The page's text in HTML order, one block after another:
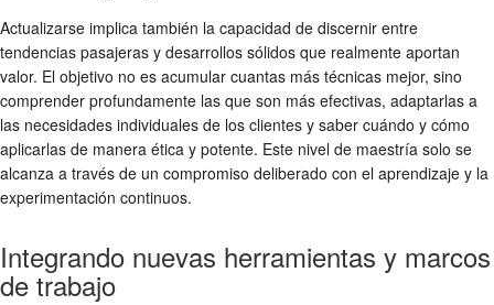
Actualizarse implica también la capacidad de discernir entre
tendencias pasajeras y desarrollos sólidos que realmente aportan
valor. El objetivo no es acumular cuantas más técnicas mejor, sino
comprender profundamente las que son más efectivas, adaptarlas a
las necesidades individuales de los clientes y saber cuándo y cómo
aplicarlas de manera ética y potente. Este nivel de maestría solo se
alcanza a través de un compromiso deliberado con el aprendizaje y la
experimentación continuos.
Integrando nuevas herramientas y marcos
de trabajo